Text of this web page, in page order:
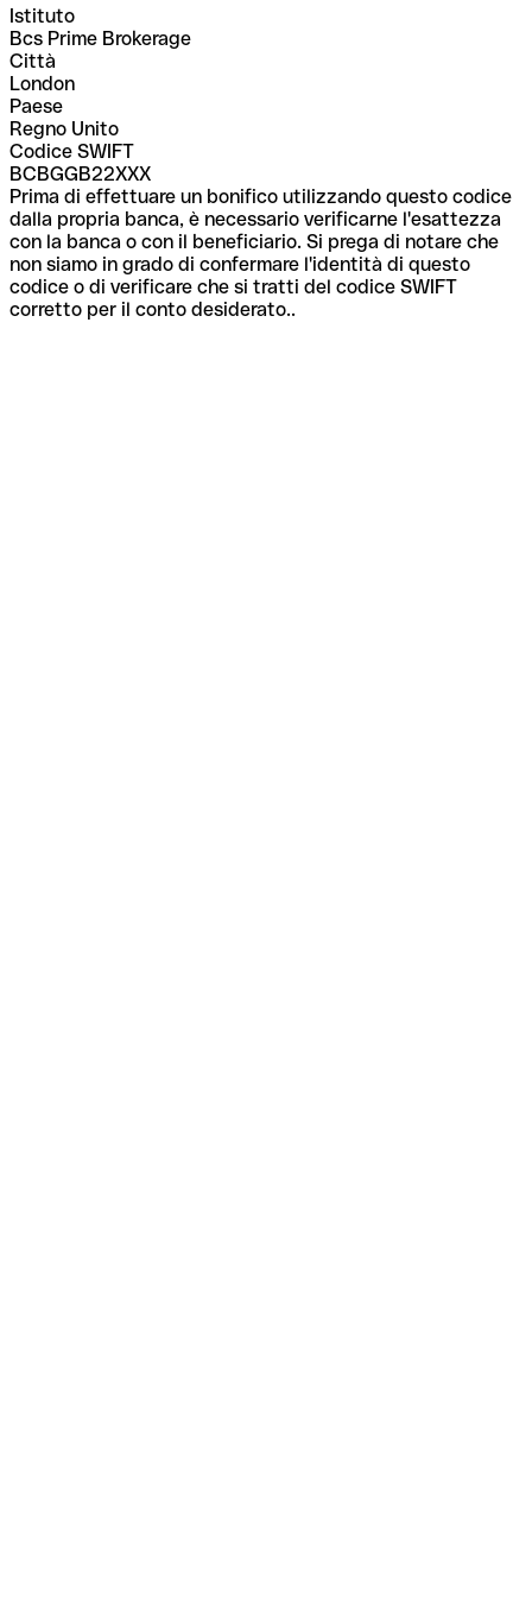
Istituto
Bcs Prime Brokerage
Città
London
Paese
Regno Unito
Codice SWIFT
BCBGGB22XXX
Prima di effettuare un bonifico utilizzando questo codice
dalla propria banca, è necessario verificarne l'esattezza
con la banca o con il beneficiario. Si prega di notare che
non siamo in grado di confermare l'identità di questo
codice o di verificare che si tratti del codice SWIFT
corretto per il conto desiderato..